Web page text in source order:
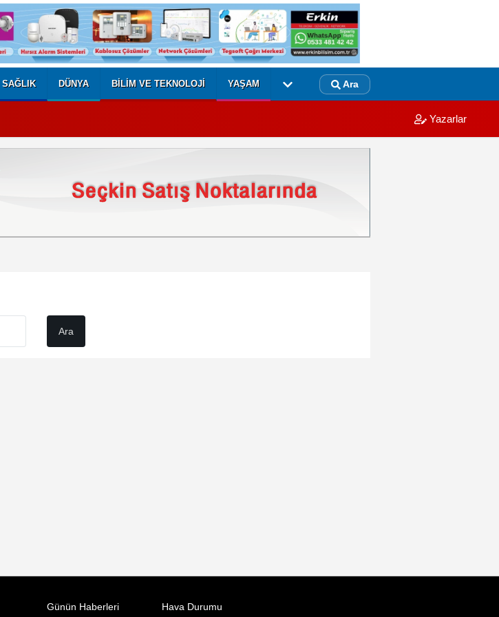
SAĞLIK DÜNYA BILIM VE TEKNOLOJI YAŞAM Ara
Yazarlar
Günün Haberleri Hava Durumu